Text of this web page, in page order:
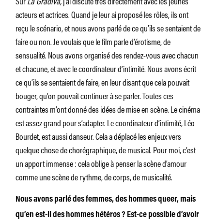
acteurs et actrices. Quand je leur ai proposé les rôles, ils ont
reçu le scénario, et nous avons parlé de ce qu’ils se sentaient de
faire ou non. Je voulais que le film parle d’érotisme, de
sensualité. Nous avons organisé des rendez-vous avec chacun
et chacune, et avec le coordinateur d’intimité. Nous avons écrit
ce qu’ils se sentaient de faire, en leur disant que cela pouvait
bouger, qu’on pouvait continuer à se parler. Toutes ces
contraintes m’ont donné des idées de mise en scène. Le cinéma
est assez grand pour s’adapter. Le coordinateur d’intimité, Léo
Bourdet, est aussi danseur. Cela a déplacé les enjeux vers
quelque chose de chorégraphique, de musical. Pour moi, c’est
un apport immense : cela oblige à penser la scène d’amour
comme une scène de rythme, de corps, de musicalité.
Nous avons parlé des femmes, des hommes queer, mais
qu’en est-il des hommes hétéros ? Est-ce possible d’avoir